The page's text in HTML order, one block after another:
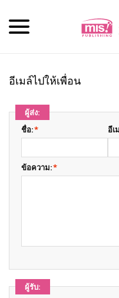
อีเมล์ไปให้เพื่อน
ผู้ส่ง:
*
ชื่อ: อีเ
*
ข้อความ:
ผู้รับ: